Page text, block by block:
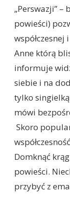
„Perswazji” –
powieści)
współczesnej
Anne którą
informuje
siebie i na
tylko singielką
mówi
Skoro
Domknąć
powieści.
przybyć z